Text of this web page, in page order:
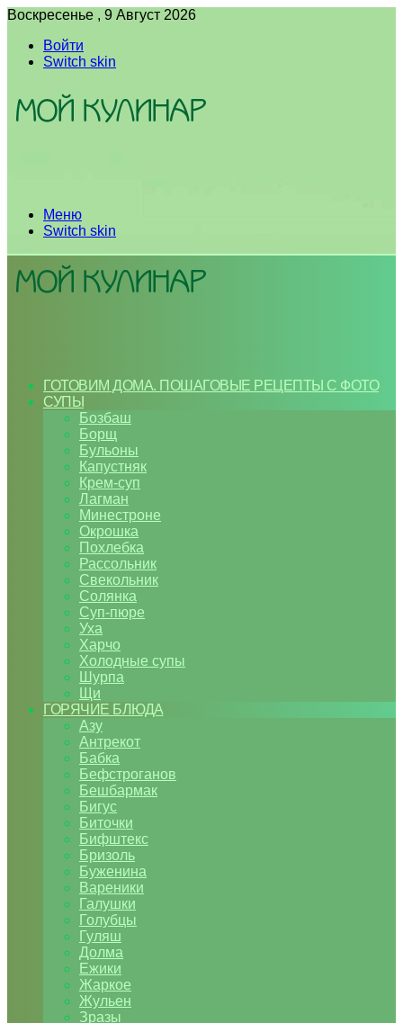
Воскресенье , 9 Август 2026
Войти
Switch skin
Меню
Switch skin
ГОТОВИМ ДОМА. ПОШАГОВЫЕ РЕЦЕПТЫ С ФОТО
СУПЫ
Бозбаш
Борщ
Бульоны
Капустняк
Крем-суп
Лагман
Минестроне
Окрошка
Похлебка
Рассольник
Свекольник
Солянка
Суп-пюре
Уха
Харчо
Холодные супы
Шурпа
Щи
ГОРЯЧИЕ БЛЮДА
Азу
Антрекот
Бабка
Бефстроганов
Бешбармак
Бигус
Биточки
Бифштекс
Бризоль
Буженина
Вареники
Галушки
Голубцы
Гуляш
Долма
Ежики
Жаркое
Жульен
Зразы